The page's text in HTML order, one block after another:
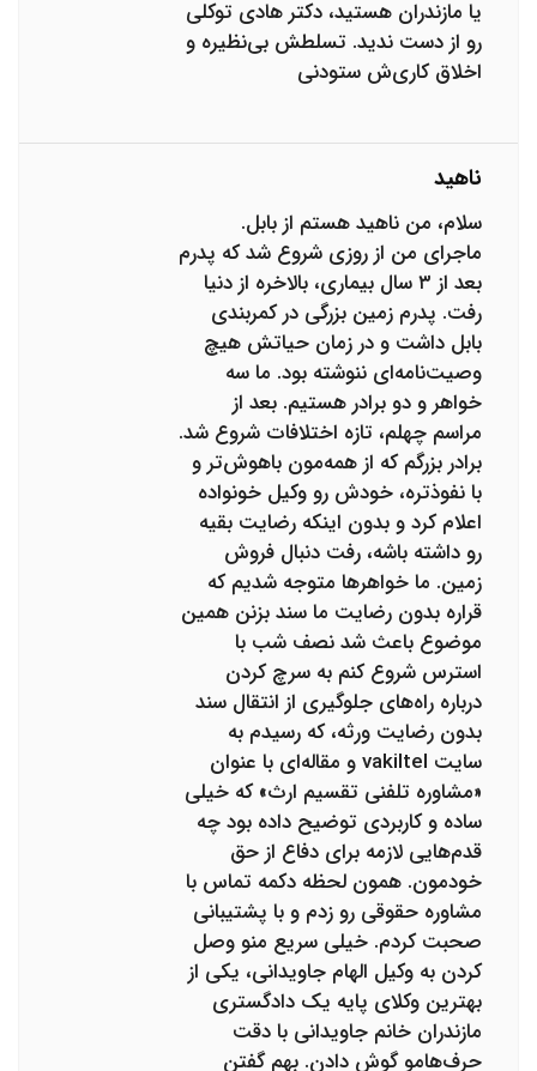
یا مازندران هستید، دکتر هادی توکلی
رو از دست ندید. تسلطش بی‌نظیره و
اخلاق کاری‌ش ستودنی
ناهید
سلام، من ناهید هستم از بابل.
ماجرای من از روزی شروع شد که پدرم
بعد از ۳ سال بیماری، بالاخره از دنیا
رفت. پدرم زمین بزرگی در کمربندی
بابل داشت و در زمان حیاتش هیچ
وصیت‌نامه‌ای ننوشته بود. ما سه
خواهر و دو برادر هستیم. بعد از
مراسم چهلم، تازه اختلافات شروع شد.
برادر بزرگم که از همه‌مون باهوش‌تر و
با نفوذتره، خودش رو وکیل خونواده
اعلام کرد و بدون اینکه رضایت بقیه
رو داشته باشه، رفت دنبال فروش
زمین. ما خواهرها متوجه شدیم که
قراره بدون رضایت ما سند بزنن همین
موضوع باعث شد نصف شب با
استرس شروع کنم به سرچ کردن
درباره راه‌های جلوگیری از انتقال سند
بدون رضایت ورثه، که رسیدم به
سایت vakiltel و مقاله‌ای با عنوان
«مشاوره تلفنی تقسیم ارث» که خیلی
ساده و کاربردی توضیح داده بود چه
قدم‌هایی لازمه برای دفاع از حق
خودمون. همون لحظه دکمه تماس با
مشاوره حقوقی رو زدم و با پشتیبانی
صحبت کردم. خیلی سریع منو وصل
کردن به وکیل الهام جاویدانی، یکی از
بهترین وکلای پایه یک دادگستری
مازندران خانم جاویدانی با دقت
حرف‌هامو گوش دادن. بهم گفتن